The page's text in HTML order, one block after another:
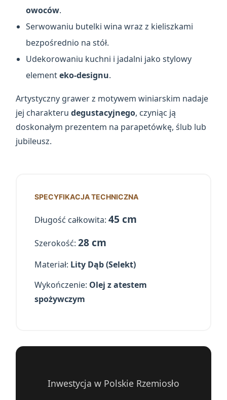
owoców.
Serwowaniu butelki wina wraz z kieliszkami
bezpośrednio na stół.
Udekorowaniu kuchni i jadalni jako stylowy
elementeko-designu.
Artystyczny grawer z motywem winiarskim nadaje
jej charakteru degustacyjnego, czyniąc ją
doskonałym prezentem na parapetówkę, ślub lub
jubileusz.
SPECYFIKACJA TECHNICZNA
Długość całkowita: 45 cm
Szerokość: 28 cm
Materiał: Lity Dąb (Selekt)
Wykończenie: Olej z atestem
spożywczym
Inwestycja w Polskie Rzemiosło